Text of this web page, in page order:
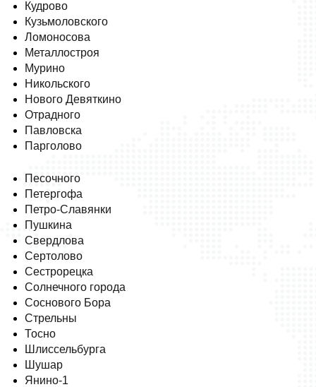
Кудрово
Кузьмоловского
Ломоносова
Металлостроя
Мурино
Никольского
Нового Девяткино
Отрадного
Павловска
Парголово
Песочного
Петергофа
Петро-Славянки
Пушкина
Свердлова
Сертолово
Сестрорецка
Солнечного города
Соснового Бора
Стрельны
Тосно
Шлиссельбурга
Шушар
Янино-1